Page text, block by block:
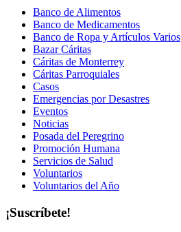
Banco de Alimentos
Banco de Medicamentos
Banco de Ropa y Artículos Varios
Bazar Cáritas
Cáritas de Monterrey
Cáritas Parroquiales
Casos
Emergencias por Desastres
Eventos
Noticias
Posada del Peregrino
Promoción Humana
Servicios de Salud
Voluntarios
Voluntarios del Año
¡Suscríbete!